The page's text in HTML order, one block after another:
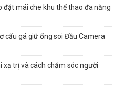
đặt mái che khu thế thao đa năng
cấu gá giữ ống soi Đầu Camera
xạ trị và cách chăm sóc người